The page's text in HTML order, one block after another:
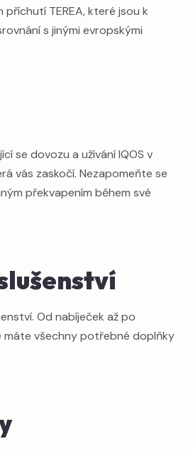
TEREA, které jsou k
s jinými evropskými
se dovozu a užívání IQOS v
vás zaskočí. Nezapomeňte se
překvapením během své
Od nabíječek až po
máte všechny potřebné doplňky